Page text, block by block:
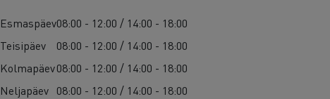
Esmaspäev08:00 - 12:00 / 14:00 - 18:00
Teisipäev
08:00 - 12:00 / 14:00 - 18:00
Kolmapäev08:00 - 12:00 / 14:00 - 18:00
Neljapäev 08:00 - 12:00 / 14:00 - 18:00